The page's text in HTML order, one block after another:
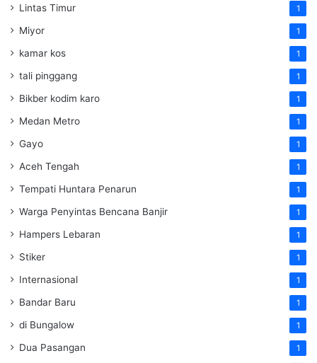
Lintas Timur 1
Miyor 1
kamar kos 1
tali pinggang 1
Bikber kodim karo 1
Medan Metro 1
Gayo 1
Aceh Tengah 1
Tempati Huntara Penarun 1
Warga Penyintas Bencana Banjir 1
Hampers Lebaran 1
Stiker 1
Internasional 1
Bandar Baru 1
di Bungalow 1
Dua Pasangan 1